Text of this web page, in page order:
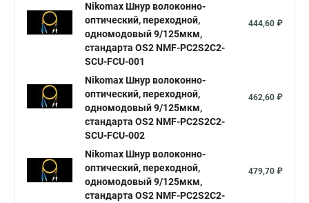
Nikomax Шнур волоконно-
оптический, переходной,
одномодовый 9/125мкм,
стандарта OS2 NMF-PC2S2C2-
SCU-FCU-001
444,60 ₽
Nikomax Шнур волоконно-
оптический, переходной,
одномодовый 9/125мкм,
стандарта OS2 NMF-PC2S2C2-
SCU-FCU-002
462,60 ₽
Nikomax Шнур волоконно-
оптический, переходной,
одномодовый 9/125мкм,
стандарта OS2 NMF-PC2S2C2-
479,70 ₽